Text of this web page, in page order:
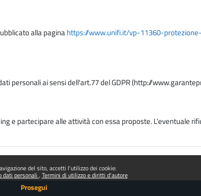
del sito, accetti l'utilizzo dei cookie:
dati personali Termini di utilizzo e diritti d'autore
Prosegui
alla paginahttps://www.unifi.it/vp-11360-
personali ai sensi dell'art.77 del GDPR (http://
e partecipare alle attività con essa proposte. L'eventuale